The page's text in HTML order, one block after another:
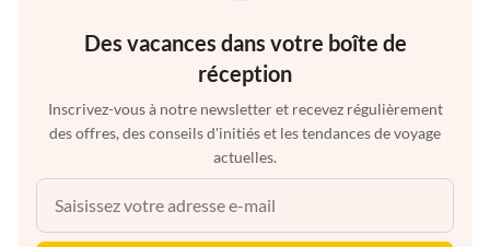
Des vacances dans votre boîte de
réception
Inscrivez-vous à notre newsletter et recevez régulièrement
des offres, des conseils d'initiés et les tendances de voyage
actuelles.